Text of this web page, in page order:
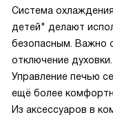
Система
детей" делают
безопасным. Важно
отключение духовки.
Управление печью
ещё более
Из аксессуаров в